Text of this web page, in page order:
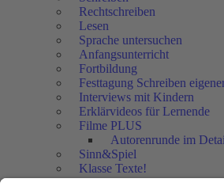
Rechtschreiben
Lesen
Sprache untersuchen
Anfangsunterricht
Fortbildung
Festtagung Schreiben
Interviews mit Kindern
Erklärvideos für Lernende
Filme PLUS
Autorenrunde im
Sinn&Spiel
Klasse Texte!
Filmausschnitte